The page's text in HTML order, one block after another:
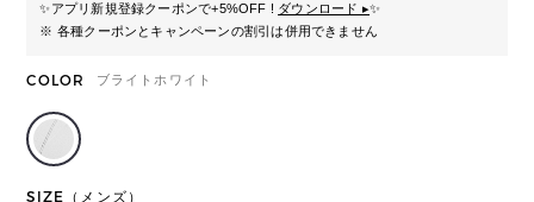
✨アプリ新規登録クーポンで+5%OFF ! ダウンロード ▸✨
※ 各種クーポンとキャンペーンの割引は併用できません
COLOR ブライトホワイト
SIZE（メンズ）